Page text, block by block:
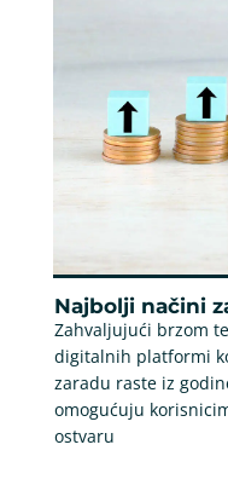
Najbolji načini
Zahvaljujući brzom
digitalnih platformi
zaradu raste iz
omogućuju
ostvaru